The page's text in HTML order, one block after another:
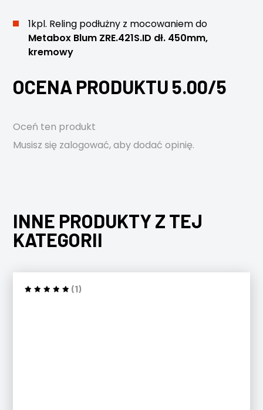
1kpl. Reling podłużny z mocowaniem do
Metabox Blum ZRE.421S.ID dł. 450mm,
kremowy
OCENA PRODUKTU 5.00/5
Oceń ten produkt
Musisz się zalogować, aby dodać opinię.
INNE PRODUKTY Z TEJ
KATEGORII
(1)